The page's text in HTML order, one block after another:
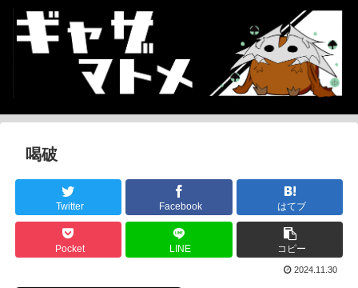
喝破
Twitter Facebook はてブ
Pocket LINE コピー
2024.11.30